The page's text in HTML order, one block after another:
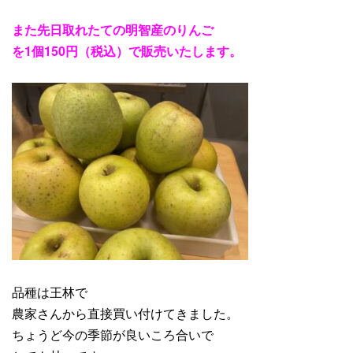
また先日取れたての明智産のりんご
を1個150円（税込）で販売いたします。
品種は王林で
農家さんから直接買い付けてきました。
ちょうど今の季節が良いころ合いで